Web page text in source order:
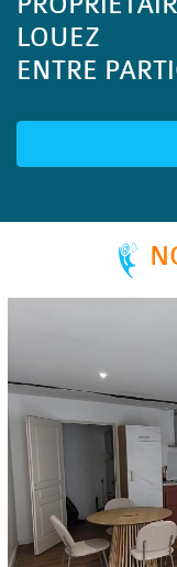
LOUEZ
ENTRE